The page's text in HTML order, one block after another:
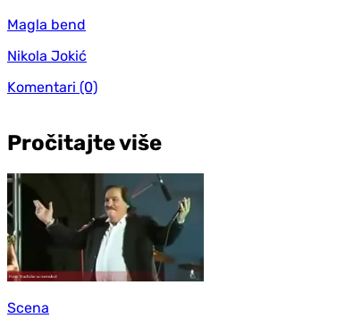
Magla bend
Nikola Jokić
Komentari (0)
Pročitajte više
Scena